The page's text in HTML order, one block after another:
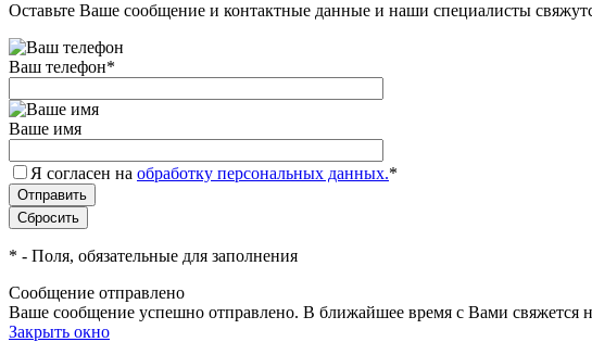
Оставьте Ваше сообщение и контактные данные и наши специалисты
Ваш телефон*
Ваше имя
Я согласен на обработку персональных данных.*
* - Поля, обязательные для заполнения
Сообщение отправлено
Ваше сообщение успешно отправлено. В ближайшее время с Вами свяжется
Закрыть окно